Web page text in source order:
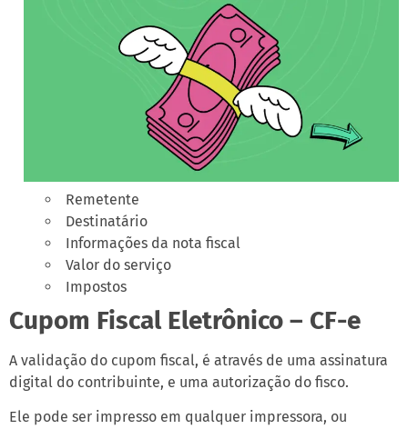
Remetente
Destinatário
Informações da nota fiscal
Valor do serviço
Impostos
Cupom Fiscal Eletrônico – CF-e
A validação do cupom fiscal, é através de uma assinatura
digital do contribuinte, e uma autorização do fisco.
Ele pode ser impresso em qualquer impressora, ou